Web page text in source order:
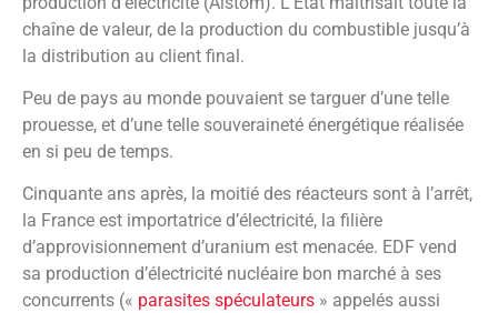
chaîne de valeur, de la production du combustible jusqu’à
la distribution au client final.
Peu de pays au monde pouvaient se targuer d’une telle
prouesse, et d’une telle souveraineté énergétique réalisée
en si peu de temps.
Cinquante ans après, la moitié des réacteurs sont à l’arrêt,
la France est importatrice d’électricité, la filière
d’approvisionnement d’uranium est menacée. EDF vend
sa production d’électricité nucléaire bon marché à ses
concurrents (« parasites spéculateurs » appelés aussi